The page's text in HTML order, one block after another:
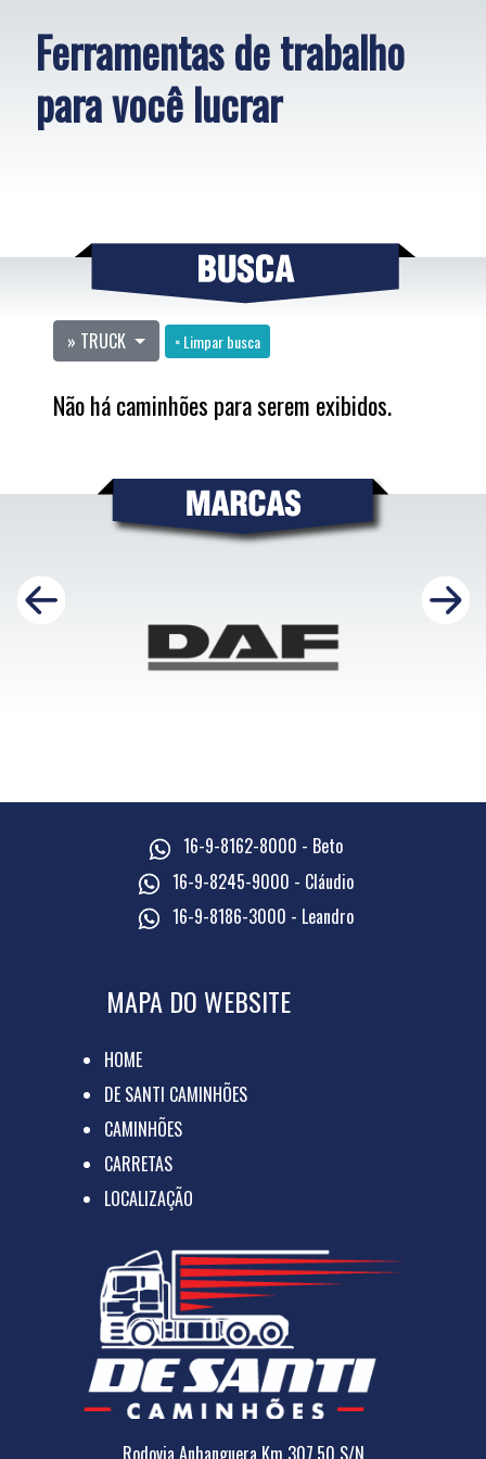
Ferramentas de trabalho
para você lucrar
» TRUCK × Limpar busca
Não há caminhões para serem exibidos.
16-9-8162-8000 - Beto
16-9-8245-9000 - Cláudio
16-9-8186-3000 - Leandro
MAPA DO WEBSITE
HOME
DE SANTI CAMINHÕES
CAMINHÕES
CARRETAS
LOCALIZAÇÃO
Rodovia Anhanguera Km 307,50 S/N